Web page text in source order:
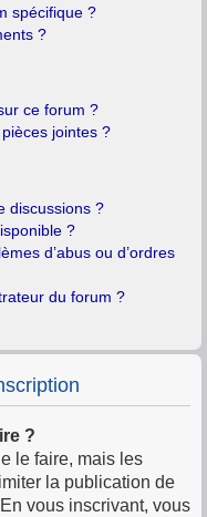
spécifique ?
?
ce forum ?
jointes ?
discussions ?
?
d’abus ou d’ordres
du forum ?
?
le faire, mais les
la publication de
vous inscrivant, vous